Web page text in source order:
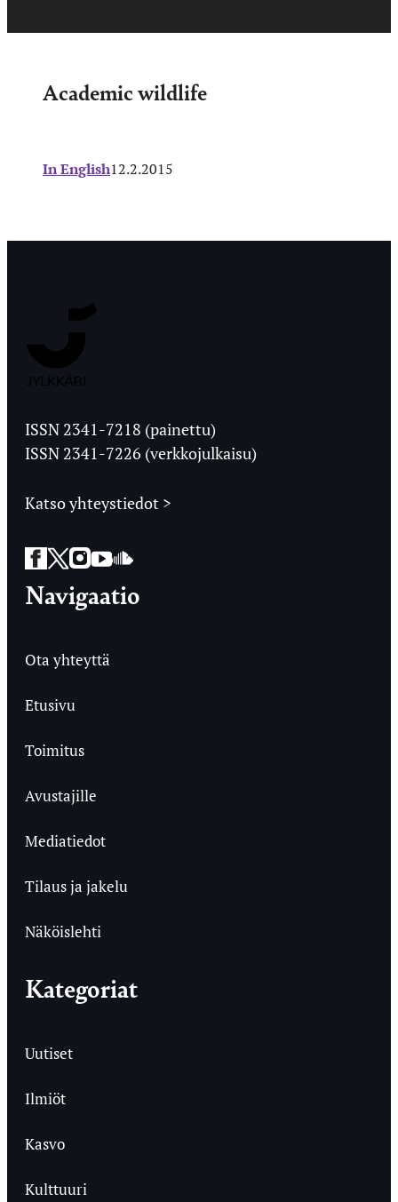
Academic wildlife
In English12.2.2015
Ylioppilaslehti
ISSN 2341-7218 (painettu)
ISSN 2341-7226 (verkkojulkaisu)
Katso yhteystiedot >
Facebook
Twitter
Instagram
YouTube
SoundCloud
Navigaatio
Ota yhteyttä
Etusivu
Toimitus
Avustajille
Mediatiedot
Tilaus ja jakelu
Näköislehti
Kategoriat
Uutiset
Ilmiöt
Kasvo
Kulttuuri